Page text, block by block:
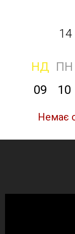
НД ПН
09
10
Немає